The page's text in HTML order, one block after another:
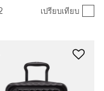
เปรียบเทียบ